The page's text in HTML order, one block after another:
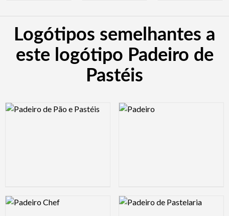
Logótipos semelhantes a
este logótipo Padeiro de
Pastéis
Logo Preview Image Logo Preview Image
Logo Preview Image Logo Preview Image